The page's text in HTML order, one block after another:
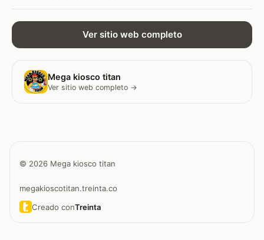
Ver sitio web completo
Mega kiosco titan
Ver sitio web completo →
© 2026 Mega kiosco titan
megakioscotitan.treinta.co
Creado conTreinta